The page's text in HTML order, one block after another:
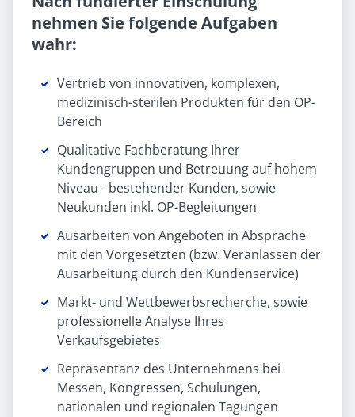
nehmen Sie folgende Aufgaben
wahr:
Vertrieb von innovativen, komplexen,
medizinisch-sterilen Produkten für den OP-
Bereich
Qualitative Fachberatung Ihrer
Kundengruppen und Betreuung auf hohem
Niveau - bestehender Kunden, sowie
Neukunden inkl. OP-Begleitungen
Ausarbeiten von Angeboten in Absprache
mit den Vorgesetzten (bzw. Veranlassen der
Ausarbeitung durch den Kundenservice)
Markt- und Wettbewerbsrecherche, sowie
professionelle Analyse Ihres
Verkaufsgebietes
Repräsentanz des Unternehmens bei
Messen, Kongressen, Schulungen,
nationalen und regionalen Tagungen